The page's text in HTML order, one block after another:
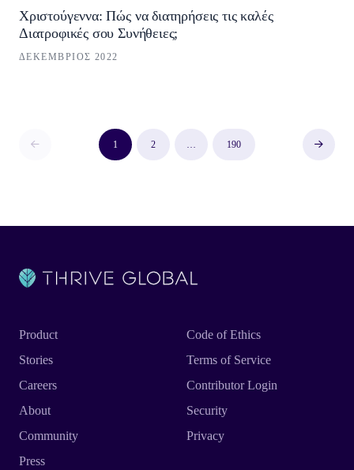
Χριστούγεννα: Πώς να διατηρήσεις τις καλές
Διατροφικές σου Συνήθειες;
ΔΕΚΈΜΒΡΙΟΣ 2022
Σελιδοποίηση άρθρων
Previous 1 2 … 190 Next
Product
Stories
Careers
About
Community
Press
Code of Ethics
Terms of Service
Contributor Login
Security
Privacy